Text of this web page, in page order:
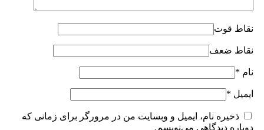
نقاط قوت
نقاط ضعف
نام *
ایمیل *
ذخیره نام، ایمیل و وبسایت من در مرورگر برای زمانی که
دوباره دیدگاهی می‌نویسم.